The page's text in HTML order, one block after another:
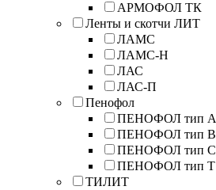
АРМОФОЛ ТК
Ленты и скотчи ЛИТ
ЛАМС
ЛАМС-Н
ЛАС
ЛАС-П
Пенофол
ПЕНОФОЛ тип А
ПЕНОФОЛ тип B
ПЕНОФОЛ тип C
ПЕНОФОЛ тип T
ТИЛИТ